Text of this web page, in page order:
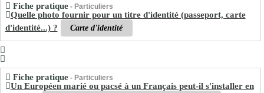
Fiche pratique- Particuliers
Quelle photo fournir pour un titre d'identité (passeport, carte
d'identité...) ?
Carte d'identité
Fiche pratique- Particuliers
Un Européen marié ou pacsé à un Français peut-il s'installer en